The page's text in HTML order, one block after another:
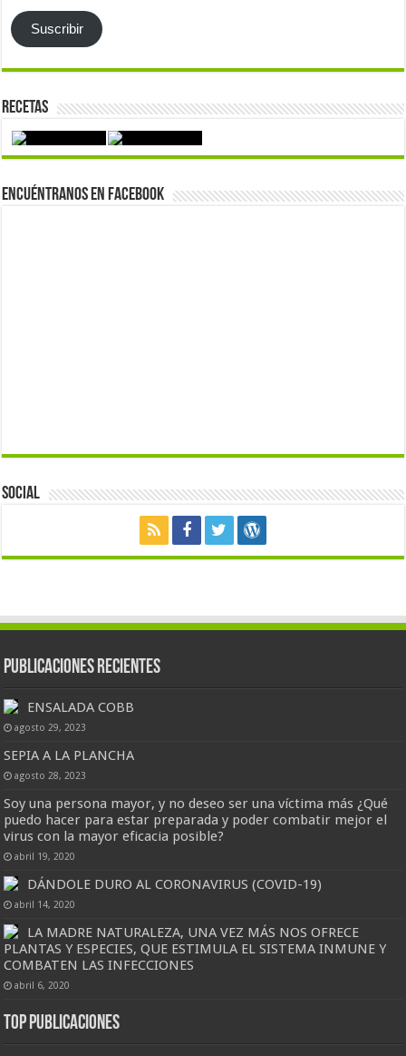
Suscribir
Recetas
Encuéntranos en Facebook
Social
Publicaciones Recientes
ENSALADA COBB
agosto 29, 2023
SEPIA A LA PLANCHA
agosto 28, 2023
Soy una persona mayor, y no deseo ser una víctima más ¿Qué
puedo hacer para estar preparada y poder combatir mejor el
virus con la mayor eficacia posible?
abril 19, 2020
DÁNDOLE DURO AL CORONAVIRUS (COVID-19)
abril 14, 2020
LA MADRE NATURALEZA, UNA VEZ MÁS NOS OFRECE
PLANTAS Y ESPECIES, QUE ESTIMULA EL SISTEMA INMUNE Y
COMBATEN LAS INFECCIONES
abril 6, 2020
Top Publicaciones